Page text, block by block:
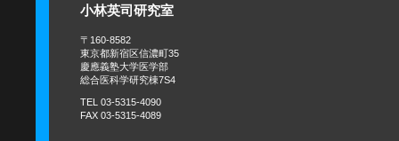
小林英司研究室
〒160-8582
東京都新宿区信濃町35
慶應義塾大学医学部
総合医科学研究棟7S4
TEL 03-5315-4090
FAX 03-5315-4089